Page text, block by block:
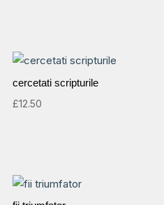
cercetati scripturile
£12.50